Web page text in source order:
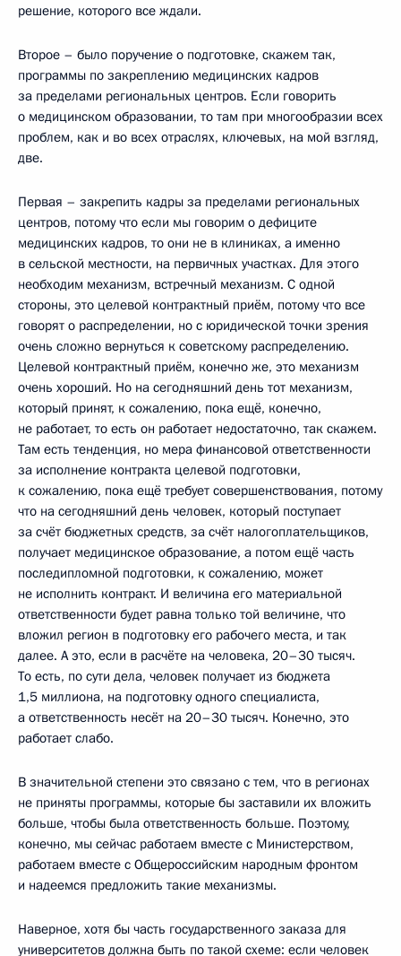
решение, которого все ждали.
Второе – было поручение о подготовке, скажем так,
программы по закреплению медицинских кадров
за пределами региональных центров. Если говорить
о медицинском образовании, то там при многообразии всех
проблем, как и во всех отраслях, ключевых, на мой взгляд,
две.
Первая – закрепить кадры за пределами региональных
центров, потому что если мы говорим о дефиците
медицинских кадров, то они не в клиниках, а именно
в сельской местности, на первичных участках. Для этого
необходим механизм, встречный механизм. С одной
стороны, это целевой контрактный приём, потому что все
говорят о распределении, но с юридической точки зрения
очень сложно вернуться к советскому распределению.
Целевой контрактный приём, конечно же, это механизм
очень хороший. Но на сегодняшний день тот механизм,
который принят, к сожалению, пока ещё, конечно,
не работает, то есть он работает недостаточно, так скажем.
Там есть тенденция, но мера финансовой ответственности
за исполнение контракта целевой подготовки,
к сожалению, пока ещё требует совершенствования, потому
что на сегодняшний день человек, который поступает
за счёт бюджетных средств, за счёт налогоплательщиков,
получает медицинское образование, а потом ещё часть
последипломной подготовки, к сожалению, может
не исполнить контракт. И величина его материальной
ответственности будет равна только той величине, что
вложил регион в подготовку его рабочего места, и так
далее. А это, если в расчёте на человека, 20–30 тысяч.
То есть, по сути дела, человек получает из бюджета
1,5 миллиона, на подготовку одного специалиста,
а ответственность несёт на 20–30 тысяч. Конечно, это
работает слабо.
В значительной степени это связано с тем, что в регионах
не приняты программы, которые бы заставили их вложить
больше, чтобы была ответственность больше. Поэтому,
конечно, мы сейчас работаем вместе с Министерством,
работаем вместе с Общероссийским народным фронтом
и надеемся предложить такие механизмы.
Наверное, хотя бы часть государственного заказа для
университетов должна быть по такой схеме: если человек